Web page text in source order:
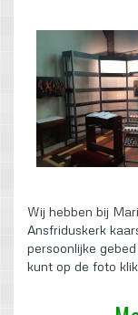
Wij hebben bij
Ansfriduskerk
persoonlijke
kunt op de foto